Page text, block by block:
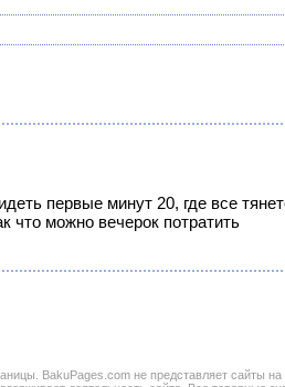
первые минут 20, где все
что можно вечерок потратить
BakuPages.com не представляет сайты на